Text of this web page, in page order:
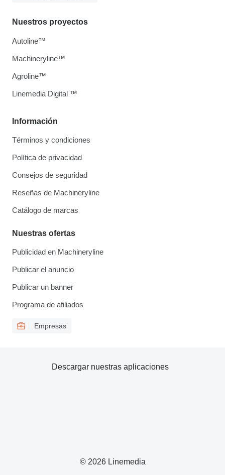
Información
Términos y condiciones
Política de privacidad
Consejos de seguridad
Reseñas de Machineryline
Catálogo de marcas
Nuestras ofertas
Publicidad en Machineryline
Publicar el anuncio
Publicar un banner
Programa de afiliados
Empresas
Nuestros proyectos
Autoline™
Machineryline™
Agroline™
Linemedia Digital ™
© 2026 Linemedia
Descargar nuestras aplicaciones